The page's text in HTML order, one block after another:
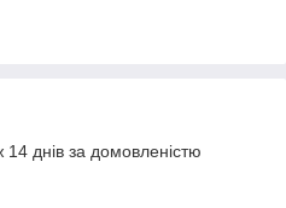
днів за домовленістю